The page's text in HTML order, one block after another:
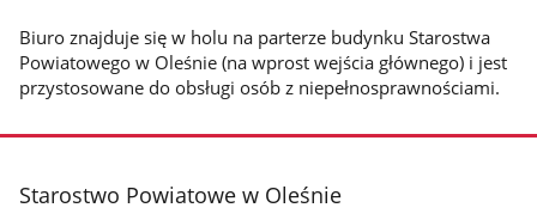
Biuro znajduje się w holu na parterze budynku Starostwa
Powiatowego w Oleśnie (na wprost wejścia głównego) i jest
przystosowane do obsługi osób z niepełnosprawnościami.
stopka
Starostwo Powiatowe w Oleśnie